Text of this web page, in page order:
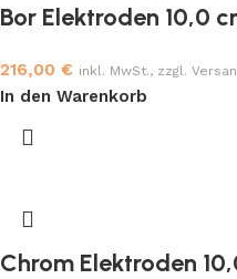
Bor Elektroden 10,0
216,00 € inkl. MwSt., zzgl.
In den Warenkorb
Chrom Elektroden